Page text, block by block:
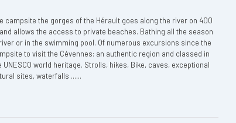
campsite the gorges of the Hérault goes along the river on 400
allows the access to private beaches. Bathing all the season
or in the swimming pool. Of numerous excursions since the
to visit the Cévennes: an authentic region and classed in
UNESCO world heritage. Strolls, hikes, Bike, caves, exceptional
sites, waterfalls ......